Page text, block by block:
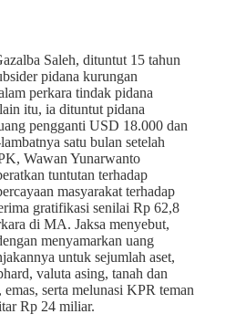
Saleh, dituntut 15 tahun
pidana kurungan
perkara tindak pidana
itu, ia dituntut pidana
pengganti USD 18.000 dan
satu bulan setelah
Wawan Yunarwanto
tuntutan terhadap
masyarakat terhadap
gratifikasi senilai Rp 62,8
di MA. Jaksa menyebut,
menyamarkan uang
untuk sejumlah aset,
valuta asing, tanah dan
serta melunasi KPR teman
Rp 24 miliar.